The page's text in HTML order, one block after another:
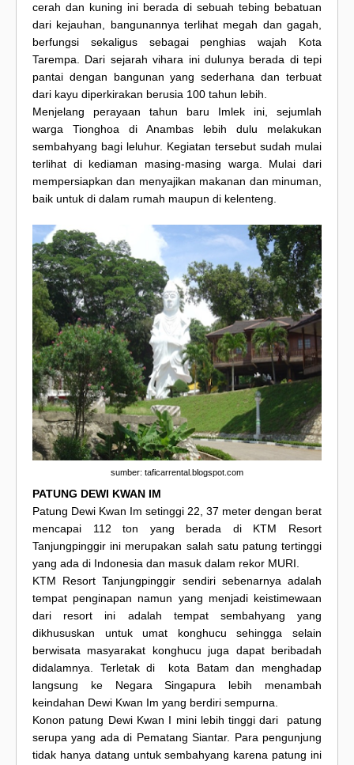
cerah dan kuning ini berada di sebuah tebing bebatuan
dari kejauhan, bangunannya terlihat megah dan gagah,
berfungsi sekaligus sebagai penghias wajah Kota
Tarempa. Dari sejarah vihara ini dulunya berada di tepi
pantai dengan bangunan yang sederhana dan terbuat
dari kayu diperkirakan berusia 100 tahun lebih.
Menjelang perayaan tahun baru Imlek ini, sejumlah
warga Tionghoa di Anambas lebih dulu melakukan
sembahyang bagi leluhur. Kegiatan tersebut sudah mulai
terlihat di kediaman masing-masing warga. Mulai dari
mempersiapkan dan menyajikan makanan dan minuman,
baik untuk di dalam rumah maupun di kelenteng.
sumber: taficarrental.blogspot.com
PATUNG DEWI KWAN IM
Patung Dewi Kwan Im setinggi 22, 37 meter dengan berat
mencapai 112 ton yang berada di KTM Resort
Tanjungpinggir ini merupakan salah satu patung tertinggi
yang ada di Indonesia dan masuk dalam rekor MURI.
KTM Resort Tanjungpinggir sendiri sebenarnya adalah
tempat penginapan namun yang menjadi keistimewaan
dari resort ini adalah tempat sembahyang yang
dikhususkan untuk umat konghucu sehingga selain
berwisata masyarakat konghucu juga dapat beribadah
didalamnya. Terletak di kota Batam dan menghadap
langsung ke Negara Singapura lebih menambah
keindahan Dewi Kwan Im yang berdiri sempurna.
Konon patung Dewi Kwan I mini lebih tinggi dari patung
serupa yang ada di Pematang Siantar. Para pengunjung
tidak hanya datang untuk sembahyang karena patung ini